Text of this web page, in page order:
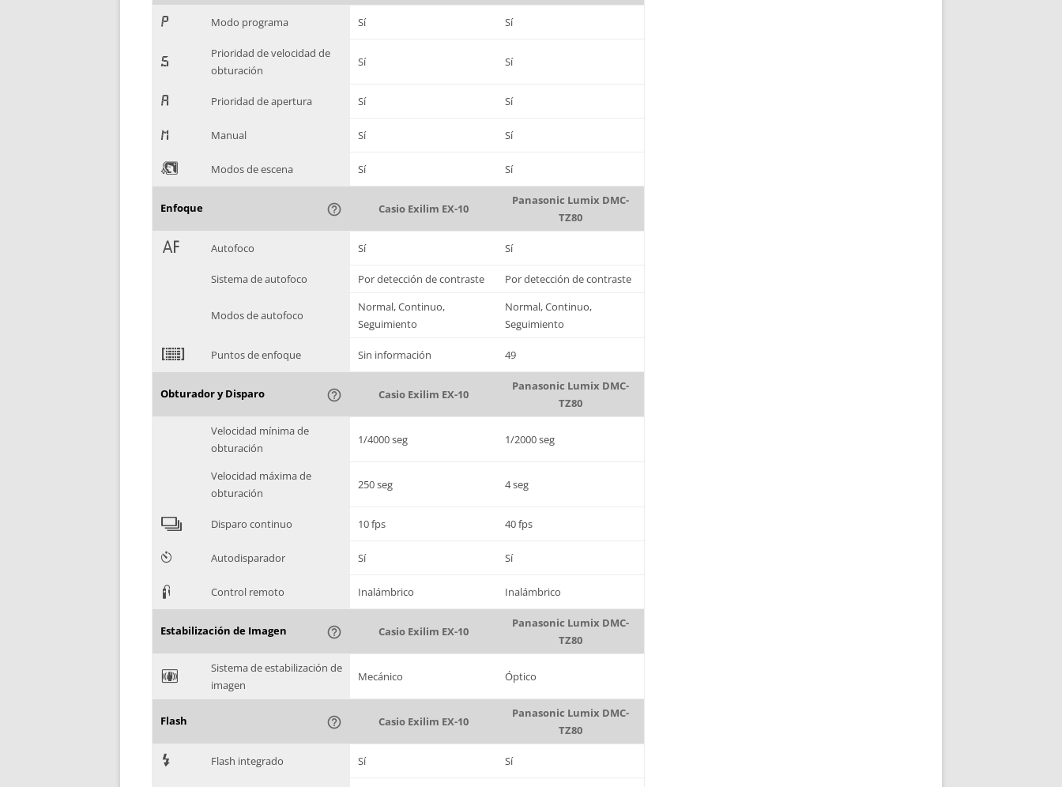
, Modo programa Sí Sí
-
Prioridad de velocidad de
obturación
Sí Sí
. Prioridad de apertura Sí Sí
/ Manual Sí Sí
0 Modos de escena Sí Sí
Enfoque help_outline Casio Exilim EX-10
Panasonic Lumix DMC-
TZ80
1 Autofoco Sí Sí
Sistema de autofoco Por detección de contraste Por detección de contraste
Modos de autofoco
Normal, Continuo,
Seguimiento
Normal, Continuo,
Seguimiento
2 Puntos de enfoque Sin información 49
Obturador y Disparo help_outline Casio Exilim EX-10
Panasonic Lumix DMC-
TZ80
Velocidad mínima de
obturación
1/4000 seg 1/2000 seg
Velocidad máxima de
obturación
250 seg 4 seg
4 Disparo continuo 10 fps 40 fps
6 Autodisparador Sí Sí
3 Control remoto Inalámbrico Inalámbrico
Estabilización de Imagen help_outline Casio Exilim EX-10
Panasonic Lumix DMC-
TZ80
F
Sistema de estabilización de
imagen
Mecánico Óptico
Flash help_outline Casio Exilim EX-10
Panasonic Lumix DMC-
TZ80
7 Flash integrado Sí Sí